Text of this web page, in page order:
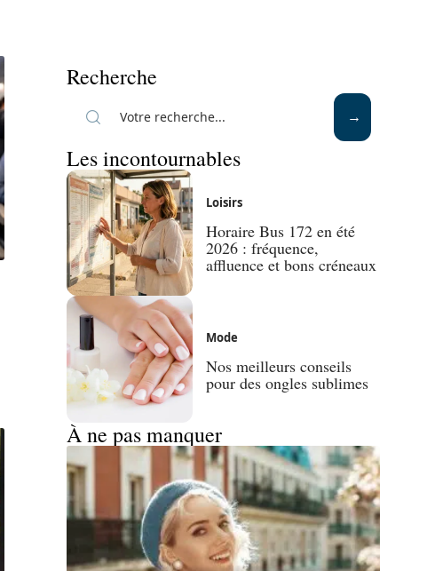
Recherche
Les incontournables
Loisirs
Horaire Bus 172 en été
2026 : fréquence,
affluence et bons créneaux
Mode
Nos meilleurs conseils
pour des ongles sublimes
À ne pas manquer